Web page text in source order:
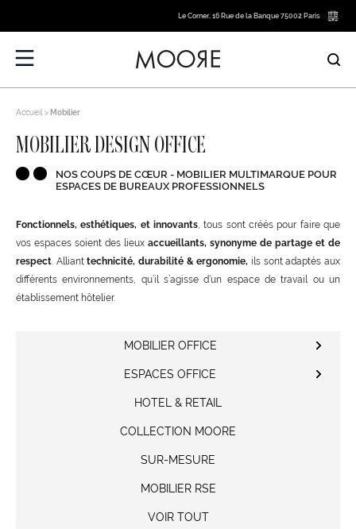
Le Corner, 16 Rue de la Banque 75002 Paris
Accueil Mobilier
MOBILIER DESIGN OFFICE
NOS COUPS DE CŒUR - MOBILIER MULTIMARQUE POUR
ESPACES DE BUREAUX PROFESSIONNELS
Fonctionnels, esthétiques, et innovants, tous sont créés pour faire que
vos espaces soient des lieux accueillants, synonyme de partage et de
respect. Allianttechnicité, durabilité & ergonomie, ils sont adaptés aux
différents environnements, qu’il s’agisse d’un espace de travail ou un
établissement hôtelier.
MOBILIER OFFICE
ESPACES OFFICE
HOTEL & RETAIL
COLLECTION MOORE
SUR-MESURE
MOBILIER RSE
VOIR TOUT